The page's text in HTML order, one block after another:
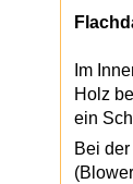
Im
Holz
ein
Bei